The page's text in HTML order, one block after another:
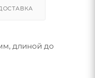
длиной до